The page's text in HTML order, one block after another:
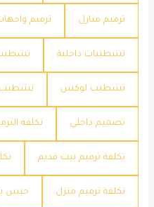
ترميم منازل ترميم
تشطيبات داخلية
تشطيب لوكس تشطيب
تصميم داخلي تكلفة
تكلفة ترميم بيت قديم
تكلفة ترميم منزل جبس